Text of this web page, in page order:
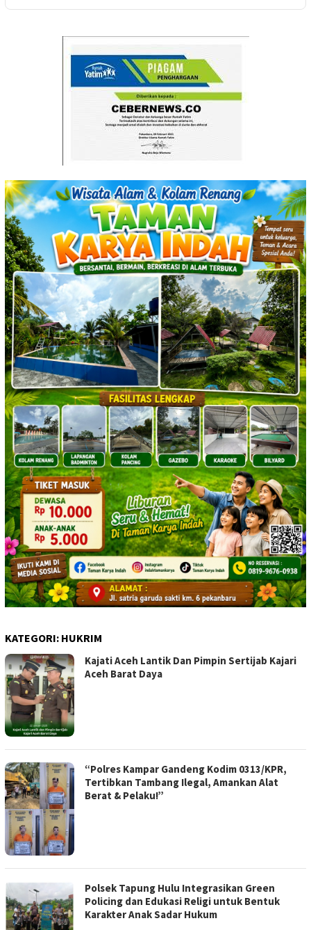
KATEGORI: HUKRIM
Kajati Aceh Lantik Dan Pimpin Sertijab Kajari
Aceh Barat Daya
“Polres Kampar Gandeng Kodim 0313/KPR,
Tertibkan Tambang Ilegal, Amankan Alat
Berat & Pelaku!”
Polsek Tapung Hulu Integrasikan Green
Policing dan Edukasi Religi untuk Bentuk
Karakter Anak Sadar Hukum